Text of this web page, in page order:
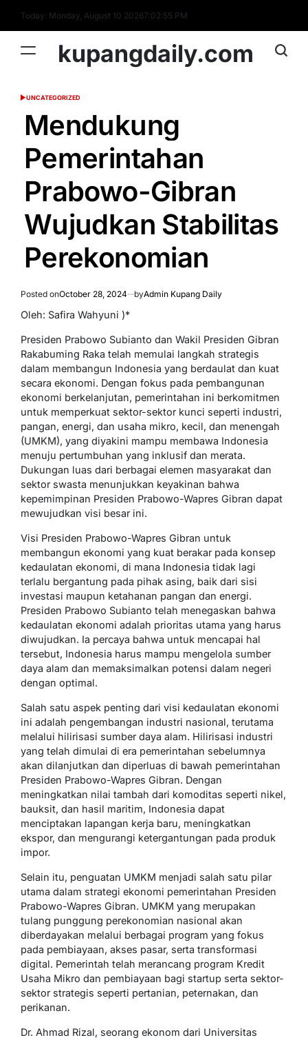
content
Today: Monday, August 10 20267:02:56 PM
kupangdaily.com
POSTED
UNCATEGORIZED
Mendukung
Pemerintahan
Prabowo-Gibran
Wujudkan Stabilitas
Perekonomian
Posted onOctober 28, 2024 byAdmin Kupang Daily
Oleh: Safira Wahyuni )*
Presiden Prabowo Subianto dan Wakil Presiden Gibran
Rakabuming Raka telah memulai langkah strategis
dalam membangun Indonesia yang berdaulat dan kuat
secara ekonomi. Dengan fokus pada pembangunan
ekonomi berkelanjutan, pemerintahan ini berkomitmen
untuk memperkuat sektor-sektor kunci seperti industri,
pangan, energi, dan usaha mikro, kecil, dan menengah
(UMKM), yang diyakini mampu membawa Indonesia
menuju pertumbuhan yang inklusif dan merata.
Dukungan luas dari berbagai elemen masyarakat dan
sektor swasta menunjukkan keyakinan bahwa
kepemimpinan Presiden Prabowo-Wapres Gibran dapat
mewujudkan visi besar ini.
Visi Presiden Prabowo-Wapres Gibran untuk
membangun ekonomi yang kuat berakar pada konsep
kedaulatan ekonomi, di mana Indonesia tidak lagi
terlalu bergantung pada pihak asing, baik dari sisi
investasi maupun ketahanan pangan dan energi.
Presiden Prabowo Subianto telah menegaskan bahwa
kedaulatan ekonomi adalah prioritas utama yang harus
diwujudkan. Ia percaya bahwa untuk mencapai hal
tersebut, Indonesia harus mampu mengelola sumber
daya alam dan memaksimalkan potensi dalam negeri
dengan optimal.
Salah satu aspek penting dari visi kedaulatan ekonomi
ini adalah pengembangan industri nasional, terutama
melalui hilirisasi sumber daya alam. Hilirisasi industri
yang telah dimulai di era pemerintahan sebelumnya
akan dilanjutkan dan diperluas di bawah pemerintahan
Presiden Prabowo-Wapres Gibran. Dengan
meningkatkan nilai tambah dari komoditas seperti nikel,
bauksit, dan hasil maritim, Indonesia dapat
menciptakan lapangan kerja baru, meningkatkan
ekspor, dan mengurangi ketergantungan pada produk
impor.
Selain itu, penguatan UMKM menjadi salah satu pilar
utama dalam strategi ekonomi pemerintahan Presiden
Prabowo-Wapres Gibran. UMKM yang merupakan
tulang punggung perekonomian nasional akan
diberdayakan melalui berbagai program yang fokus
pada pembiayaan, akses pasar, serta transformasi
digital. Pemerintah telah merancang program Kredit
Usaha Mikro dan pembiayaan bagi startup serta sektor-
sektor strategis seperti pertanian, peternakan, dan
perikanan.
Dr. Ahmad Rizal, seorang ekonom dari Universitas